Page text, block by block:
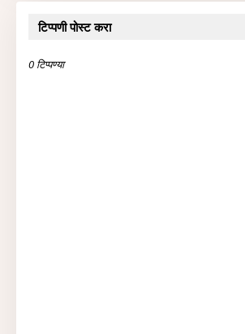
टिप्पणी पोस्ट करा
0 टिप्पण्या